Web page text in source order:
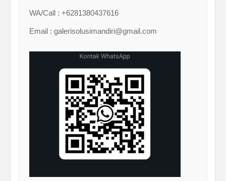
WA/Call : +6281380437616
Email : galerisolusimandiri@gmail.com